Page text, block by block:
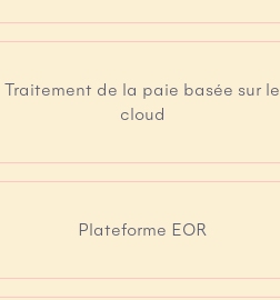
Traitement de la paie basée sur le
cloud
Plateforme EOR